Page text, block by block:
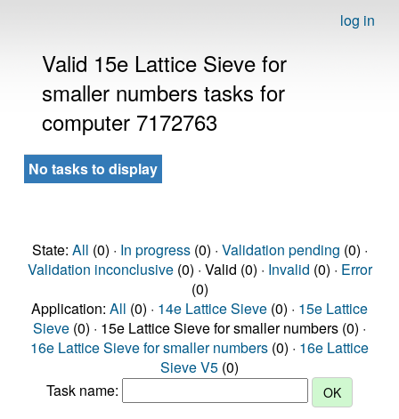
log in
Valid 15e Lattice Sieve for
smaller numbers tasks for
computer 7172763
No tasks to display
State: All (0) · In progress(0) · Validation pending (0) ·
Validation inconclusive(0) · Valid (0) · Invalid (0) · Error
(0)
Application: All (0) · 14e Lattice Sieve (0) · 15e Lattice
Sieve (0) · 15e Lattice Sieve for smaller numbers (0) ·
16e Lattice Sieve for smaller numbers (0) · 16e Lattice
Sieve V5 (0)
Task name: